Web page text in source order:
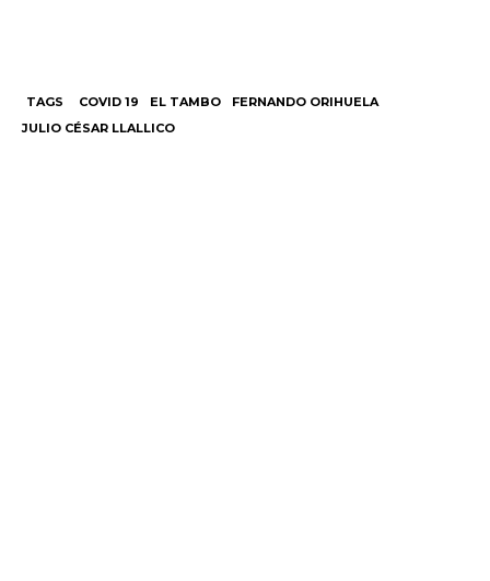
TAGS COVID 19 EL TAMBO
FERNANDO ORIHUELA
JULIO CÉSAR LLALLICO